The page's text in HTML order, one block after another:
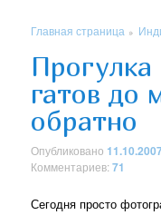
Главная страница »
Прогулка
гатов до
обратно
Опубликовано
Комментариев:71
Сегодня просто